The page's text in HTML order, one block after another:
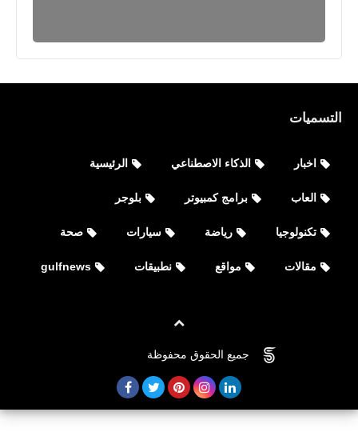
التسميات
اخبار الذكاء الاصطناعي الرئيسية
العاب برامج كمبيوتر بلوجر
تكنولوجيا رياضة سيارات صحة
مقالات مواقع نطبيقات gulfnews
جميع الحقوق محفوظة